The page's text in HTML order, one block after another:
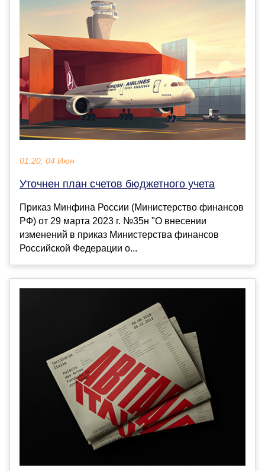
01:20, 04 Июн
Уточнен план счетов бюджетного учета
Приказ Минфина России (Министерство финансов
РФ) от 29 марта 2023 г. №35н "О внесении
изменений в приказ Министерства финансов
Российской Федерации о...